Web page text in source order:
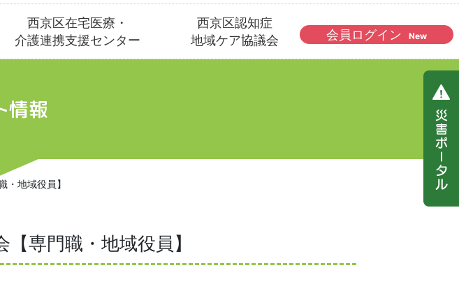
西京区在宅医療・
介護連携支援センター
西京区認知症
地域ケア協議会
会員ログイン New
情報
地域役員】
専門職・地域役員】